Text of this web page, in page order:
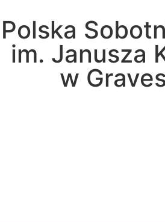
Polska
im. Janusza
w